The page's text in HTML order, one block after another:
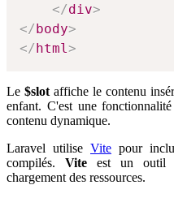
</div>
</body>
</html >
Le $slotaffiche le contenu
enfant. C'est une
contenu dynamique.
Laravel utilise Vite pour
compilés. Vite est un outil
chargement des ressources.